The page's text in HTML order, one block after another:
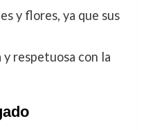
y flores, ya que sus
respetuosa con la